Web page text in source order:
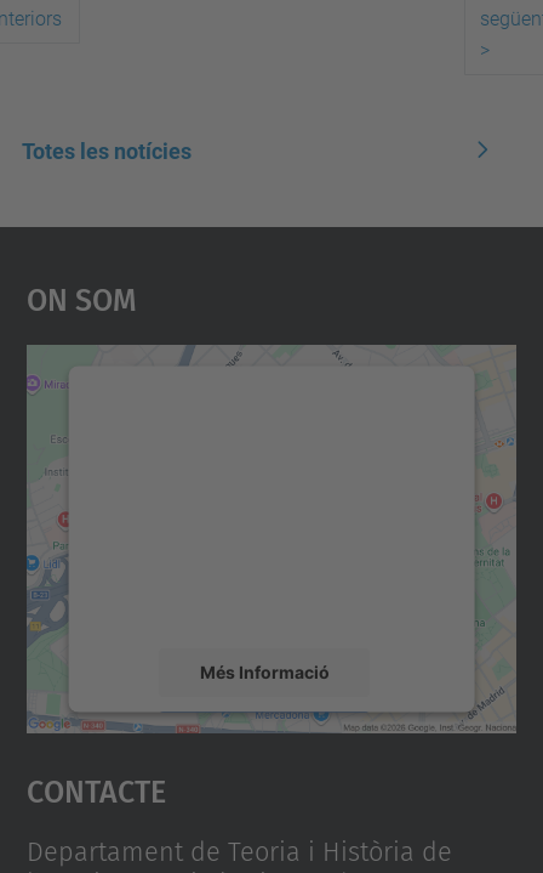
>
Totes les notícies
On Som
Més Informació
Accepta
powered by
Contacte
Departament de Teoria i Història de